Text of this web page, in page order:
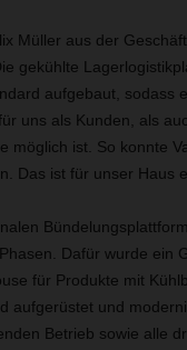
Müller aus der
gekühlte
aufgebaut, sodass
uns als Kunden, als
möglich ist. So konnte
Das ist für unser Haus
Dafür wurde ein
für Produkte mit
aufgerüstet und
Betrieb sowie alle